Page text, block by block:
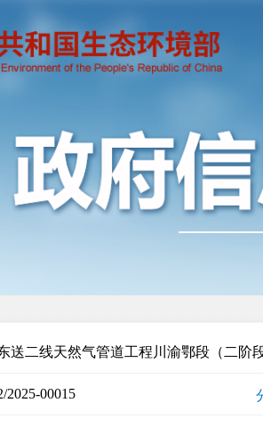
送二线天然气管道工程川渝鄂段（二阶
2025-00015